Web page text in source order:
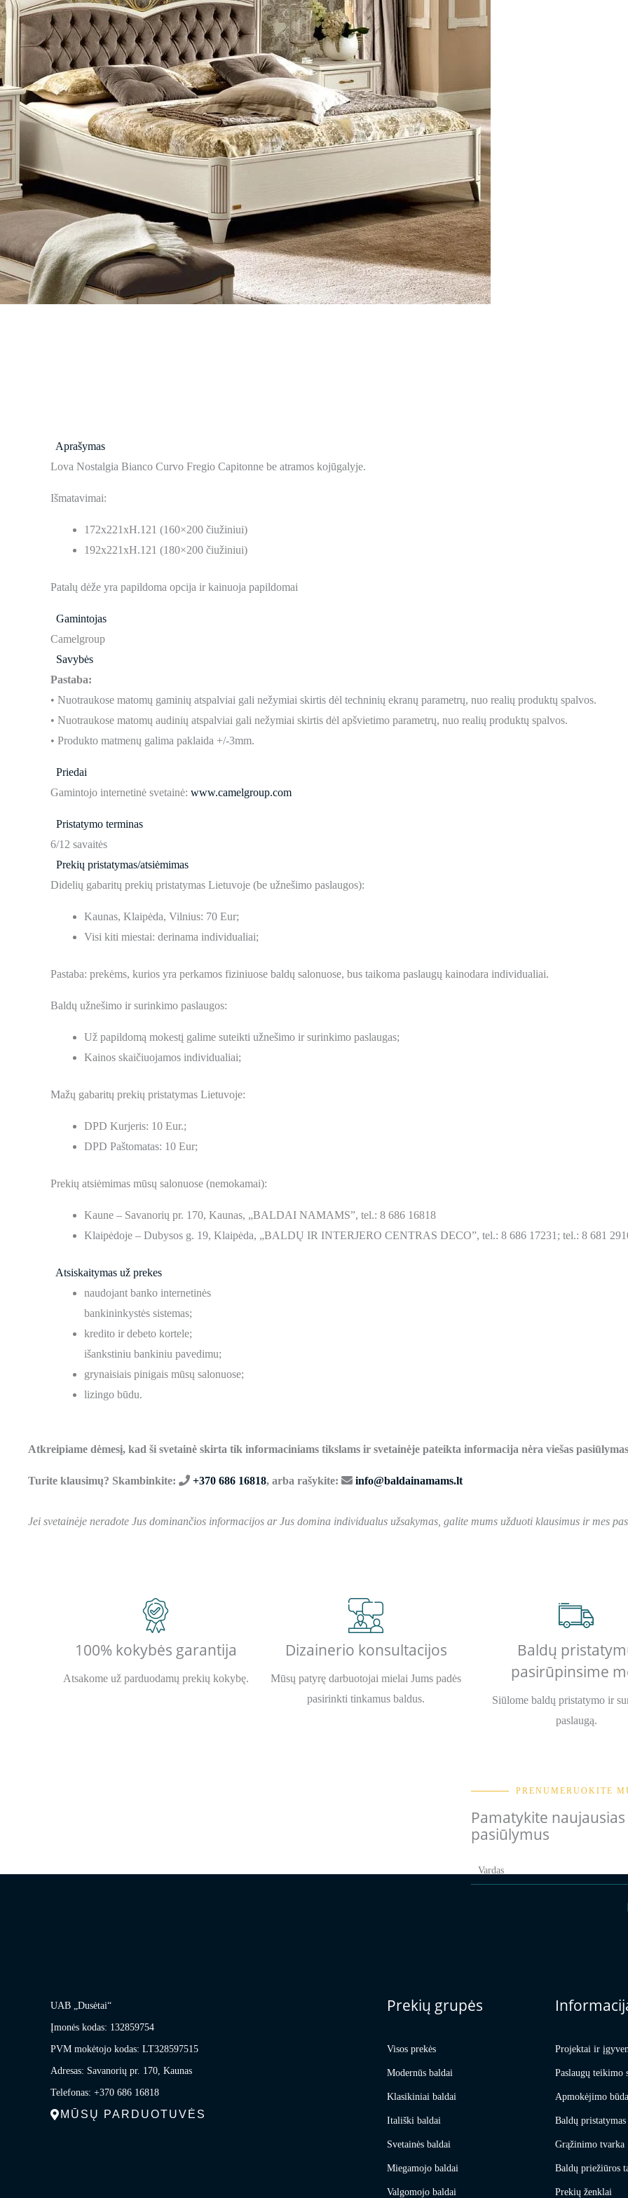
Aprašymas
Lova Nostalgia Bianco Curvo Fregio Capitonne be atramos kojūgalyje.
Išmatavimai:
172x221xH.121 (160×200 čiužiniui)
192x221xH.121 (180×200 čiužiniui)
Patalų dėže yra papildoma opcija ir kainuoja papildomai
Gamintojas
Camelgroup
Savybės
Pastaba:
• Nuotraukose matomų gaminių atspalviai gali nežymiai skirtis dėl techninių ekranų parametrų, nuo realių produktų spalvos.
• Nuotraukose matomų audinių atspalviai gali nežymiai skirtis dėl apšvietimo parametrų, nuo realių produktų spalvos.
• Produkto matmenų galima paklaida +/-3mm.
Priedai
Gamintojo internetinė svetainė: www.camelgroup.com
Pristatymo terminas
6/12 savaitės
Prekių pristatymas/atsiėmimas
Didelių gabaritų prekių pristatymas Lietuvoje (be užnešimo paslaugos):
Kaunas, Klaipėda, Vilnius: 70 Eur;
Visi kiti miestai: derinama individualiai;
Pastaba: prekėms, kurios yra perkamos fiziniuose baldų salonuose, bus taikoma paslaugų kainodara individualiai.
Baldų užnešimo ir surinkimo paslaugos:
Už papildomą mokestį galime suteikti užnešimo ir surinkimo paslaugas;
Kainos skaičiuojamos individualiai;
Mažų gabaritų prekių pristatymas Lietuvoje:
DPD Kurjeris: 10 Eur.;
DPD Paštomatas: 10 Eur;
Prekių atsiėmimas mūsų salonuose (nemokamai):
Kaune – Savanorių pr. 170, Kaunas, „BALDAI NAMAMS”, tel.: 8 686 16818
Klaipėdoje – Dubysos g. 19, Klaipėda, „BALDŲ IR INTERJERO CENTRAS DECO”, tel.: 8 686 17231; tel.: 8 681
Atsiskaitymas už prekes
naudojant banko internetinės
bankininkystės sistemas;
kredito ir debeto kortele;
išankstiniu bankiniu pavedimu;
grynaisiais pinigais mūsų salonuose;
lizingo būdu.
Atkreipiame dėmesį, kad ši svetainė skirta tik informaciniams tikslams ir svetainėje pateikta informacija nėra viešas
Turite klausimų? Skambinkite: +370 686 16818, arba rašykite: info@baldainamams.lt
Jei svetainėje neradote Jus dominančios informacijos ar Jus domina individualus užsakymas, galite mums užduoti klausimus ir mes
100% kokybės garantija
Atsakome už parduodamų prekių kokybę.
Dizainerio konsultacijos
Mūsų patyrę darbuotojai mielai Jums padės
pasirinkti tinkamus baldus.
Baldų
pasirūpinsime
Siūlome baldų pristatymo ir
paslaugą.
PRENUMERUOKITE
Pamatykite
pasiūlymus
UAB „Dusėtai“
Įmonės kodas: 132859754
PVM mokėtojo kodas: LT328597515
Adresas: Savanorių pr. 170, Kaunas
Telefonas: +370 686 16818
MŪSŲ PARDUOTUVĖS
Prekių grupės
Visos prekės
Modernūs baldai
Klasikiniai baldai
Itališki baldai
Svetainės baldai
Miegamojo baldai
Valgomojo baldai
Projektai ir
Paslaugų teikimo
Apmokėjimo
Baldų
Grąžinimo tvarka
Baldų priežiūros
Prekių ženklai